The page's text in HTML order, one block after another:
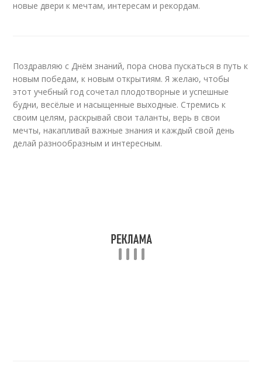
новые двери к мечтам, интересам и рекордам.
Поздравляю с Днём знаний, пора снова пускаться в путь к
новым победам, к новым открытиям. Я желаю, чтобы
этот учебный год сочетал плодотворные и успешные
будни, весёлые и насыщенные выходные. Стремись к
своим целям, раскрывай свои таланты, верь в свои
мечты, накапливай важные знания и каждый свой день
делай разнообразным и интересным.